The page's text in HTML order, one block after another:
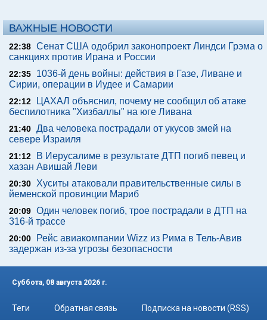
ВАЖНЫЕ НОВОСТИ
22:38 Сенат США одобрил законопроект Линдси Грэма о
санкциях против Ирана и России
22:35
1036-й день войны: действия в Газе, Ливане и
Сирии, операции в Иудее и Самарии
22:12
ЦАХАЛ объяснил, почему не сообщил об атаке
беспилотника "Хизбаллы" на юге Ливана
21:40 Два человека пострадали от укусов змей на
севере Израиля
21:12
В Иерусалиме в результате ДТП погиб певец и
хазан Авишай Леви
20:30 Хуситы атаковали правительственные силы в
йеменской провинции Мариб
20:09 Один человек погиб, трое пострадали в ДТП на
316-й трассе
20:00
Рейс авиакомпании Wizz из Рима в Тель-Авив
задержан из-за угрозы безопасности
Суббота, 08 августа 2026 г.
Теги Обратная связь
Подписка на новости (RSS)